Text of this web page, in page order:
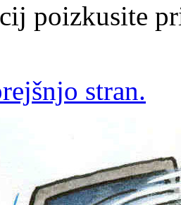
poizkusite
stran.